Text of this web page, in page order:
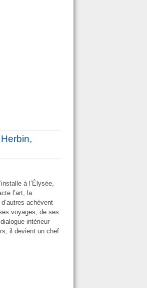
à l’Élysée,
l’art, la
achèvent
voyages, de ses
intérieur
il devient un chef